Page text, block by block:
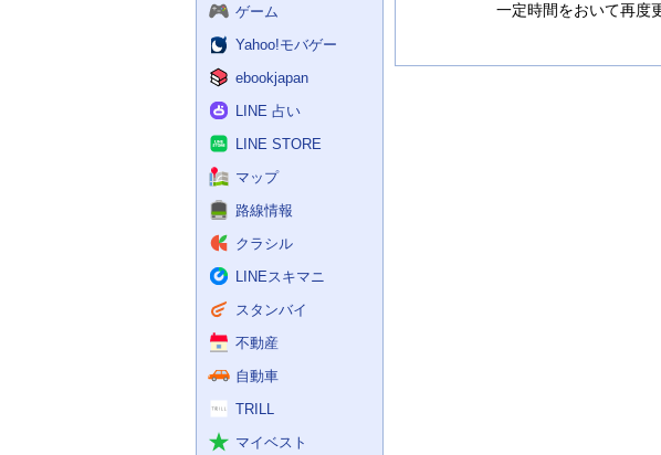
ゲーム
Yahoo!モバゲー
ebookjapan
LINE 占い
LINE STORE
マップ
路線情報
クラシル
LINEスキマニ
スタンバイ
不動産
自動車
TRILL
マイベスト
一定時間をおいて再度